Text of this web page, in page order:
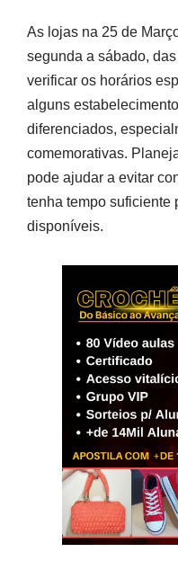
As lojas na 25 de
segunda a sábado,
verificar os horários
alguns
diferenciados,
comemorativas.
pode ajudar a evitar
tenha tempo suficiente
disponíveis.